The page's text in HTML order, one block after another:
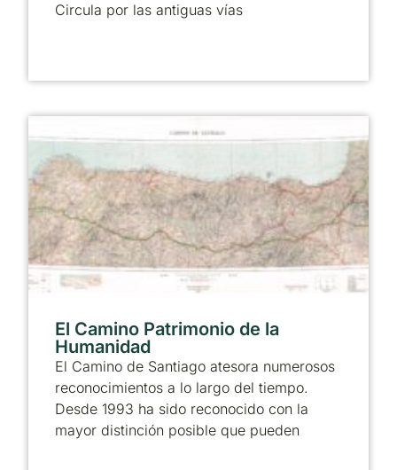
Circula por las antiguas vías
El Camino Patrimonio de la
Humanidad
El Camino de Santiago atesora numerosos
reconocimientos a lo largo del tiempo.
Desde 1993 ha sido reconocido con la
mayor distinción posible que pueden